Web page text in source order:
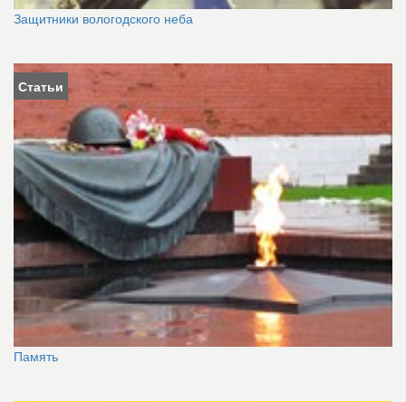
Защитники вологодского неба
Статьи
Память